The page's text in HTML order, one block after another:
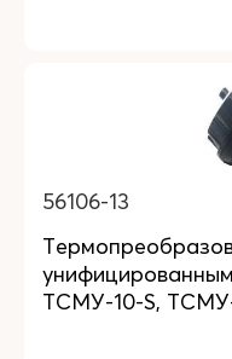
56106-13
ТСМУ-10-S,